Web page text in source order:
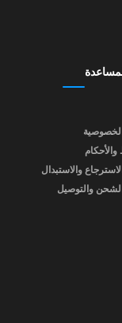
والاستبدال
والتوصيل